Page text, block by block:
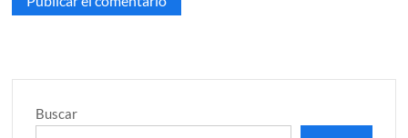
Buscar